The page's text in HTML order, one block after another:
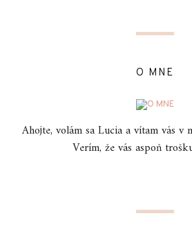
O MNE
Ahojte, volám sa Lucia a vítam vás v
Verím, že vás aspoň